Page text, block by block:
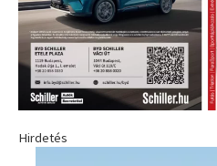
Hirdetés